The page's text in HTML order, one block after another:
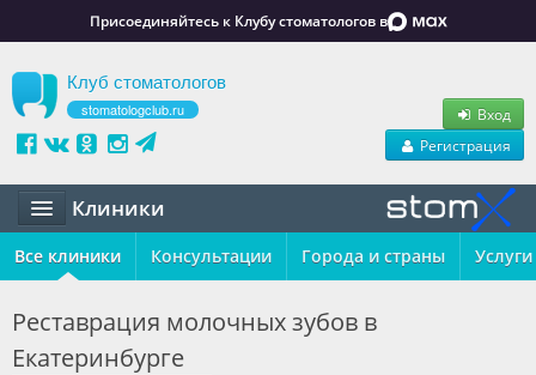
Присоединяйтесь к Клубу стоматологов в
Клуб стоматологов
stomatologclub.ru
Вход
Регистрация
Клиники
Статьи
Обучение
Все клиники Консультации Города и страны Услуги
Реставрация молочных зубов в
Екатеринбурге